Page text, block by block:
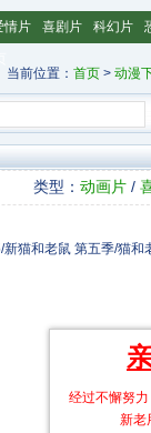
情片 喜剧片 科幻片
当前位置： 首页 > 动漫
类型： 动画片 /
和老鼠 第五季/猫和
经过不懈努
新老